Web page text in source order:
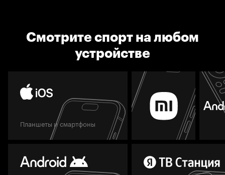
Смотрите спорт на любом
устройстве
Планшеты и смартфоны